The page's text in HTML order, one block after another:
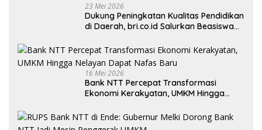
23 Mei 2026
Dukung Peningkatan Kualitas Pendidikan
di Daerah, bri.co.id Salurkan Beasiswa
Weetebula
16 Mei 2026
Bank NTT Percepat Transformasi
Ekonomi Kerakyatan, UMKM Hingga